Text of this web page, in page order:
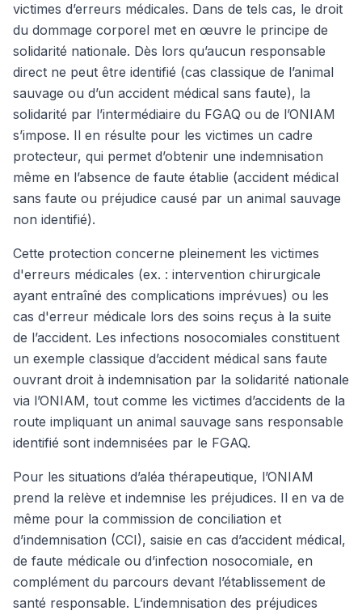
victimes d’erreurs médicales. Dans de tels cas, le droit
du dommage corporel met en œuvre le principe de
solidarité nationale. Dès lors qu’aucun responsable
direct ne peut être identifié (cas classique de l’animal
sauvage ou d’un accident médical sans faute), la
solidarité par l’intermédiaire du FGAQ ou de l’ONIAM
s’impose. Il en résulte pour les victimes un cadre
protecteur, qui permet d’obtenir une indemnisation
même en l’absence de faute établie (accident médical
sans faute ou préjudice causé par un animal sauvage
non identifié).
Cette protection concerne pleinement les victimes
d'erreurs médicales (ex. : intervention chirurgicale
ayant entraîné des complications imprévues) ou les
cas d'erreur médicale lors des soins reçus à la suite
de l’accident. Les infections nosocomiales constituent
un exemple classique d’accident médical sans faute
ouvrant droit à indemnisation par la solidarité nationale
via l’ONIAM, tout comme les victimes d’accidents de la
route impliquant un animal sauvage sans responsable
identifié sont indemnisées par le FGAQ.
Pour les situations d’aléa thérapeutique, l’ONIAM
prend la relève et indemnise les préjudices. Il en va de
même pour la commission de conciliation et
d’indemnisation (CCI), saisie en cas d’accident médical,
de faute médicale ou d’infection nosocomiale, en
complément du parcours devant l’établissement de
santé responsable. L’indemnisation des préjudices